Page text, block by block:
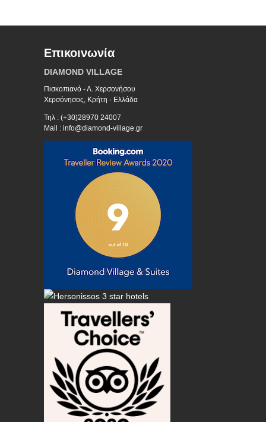
Επικοινωνία
DIAMOND VILLAGE
Πισκοπιανό - Λ. Χερσονήσου
Χερσόνησος, Κρήτη - Ελλάδα
Τηλ : (+30)28970 24007
Mail : info@diamond-village.gr